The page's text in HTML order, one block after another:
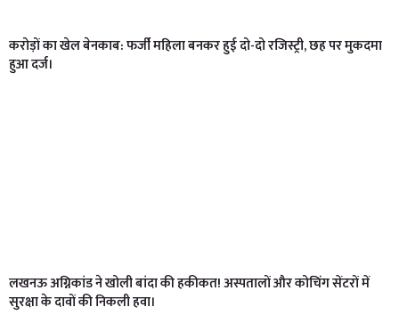
करोड़ों का खेल बेनकाब: फर्जी महिला बनकर हुई दो-दो रजिस्ट्री, छह पर मुकदमा
हुआ दर्ज।
लखनऊ अग्निकांड ने खोली बांदा की हकीकत! अस्पतालों और कोचिंग सेंटरों में
सुरक्षा के दावों की निकली हवा।